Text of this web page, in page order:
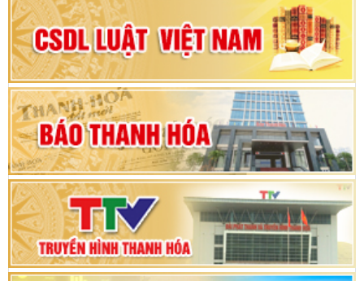
Đại hội Đảng bộ xã Yên Ninh lần thứ nhất,
nhiệm kỳ 2025 - 2030
Khai mạc Kỳ họp bất thường lần thứ 9, Quốc
hội khóa XV
Phiên thảo luận Kỳ họp thứ 24, HĐND tỉnh
Thanh Hóa khóa XVIII, nhiệm kỳ 2021 - 2026
Bế mạc Kỳ họp thứ hai bốn, Hội đồng nhân dân
tỉnh khoá XVIII